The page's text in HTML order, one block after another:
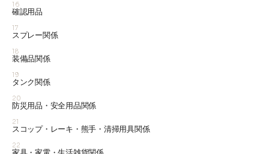
16
確認用品
17
スプレー関係
18
装備品関係
19
タンク関係
20
防災用品・安全用品関係
21
スコップ・レーキ・熊手・清掃用具関係
22